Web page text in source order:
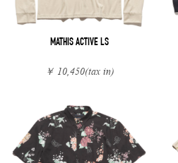
MATHIS ACTIVE LS
￥ 10,450(tax in)